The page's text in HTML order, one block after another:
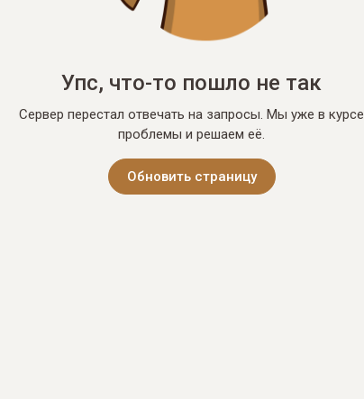
Упс, что-то пошло не так
Сервер перестал отвечать на запросы. Мы уже в курсе
проблемы и решаем её.
Обновить страницу